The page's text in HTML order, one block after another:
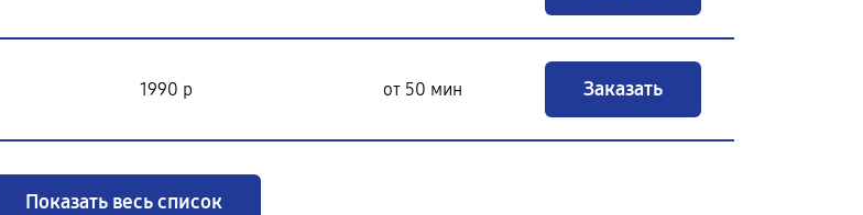
1990 р от 50 мин Заказать
Показать весь список